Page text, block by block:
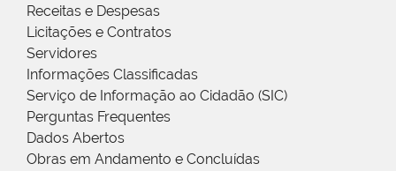
Receitas e Despesas
Licitações e Contratos
Servidores
Informações Classificadas
Serviço de Informação ao Cidadão (SIC)
Perguntas Frequentes
Dados Abertos
Obras em Andamento e Concluídas